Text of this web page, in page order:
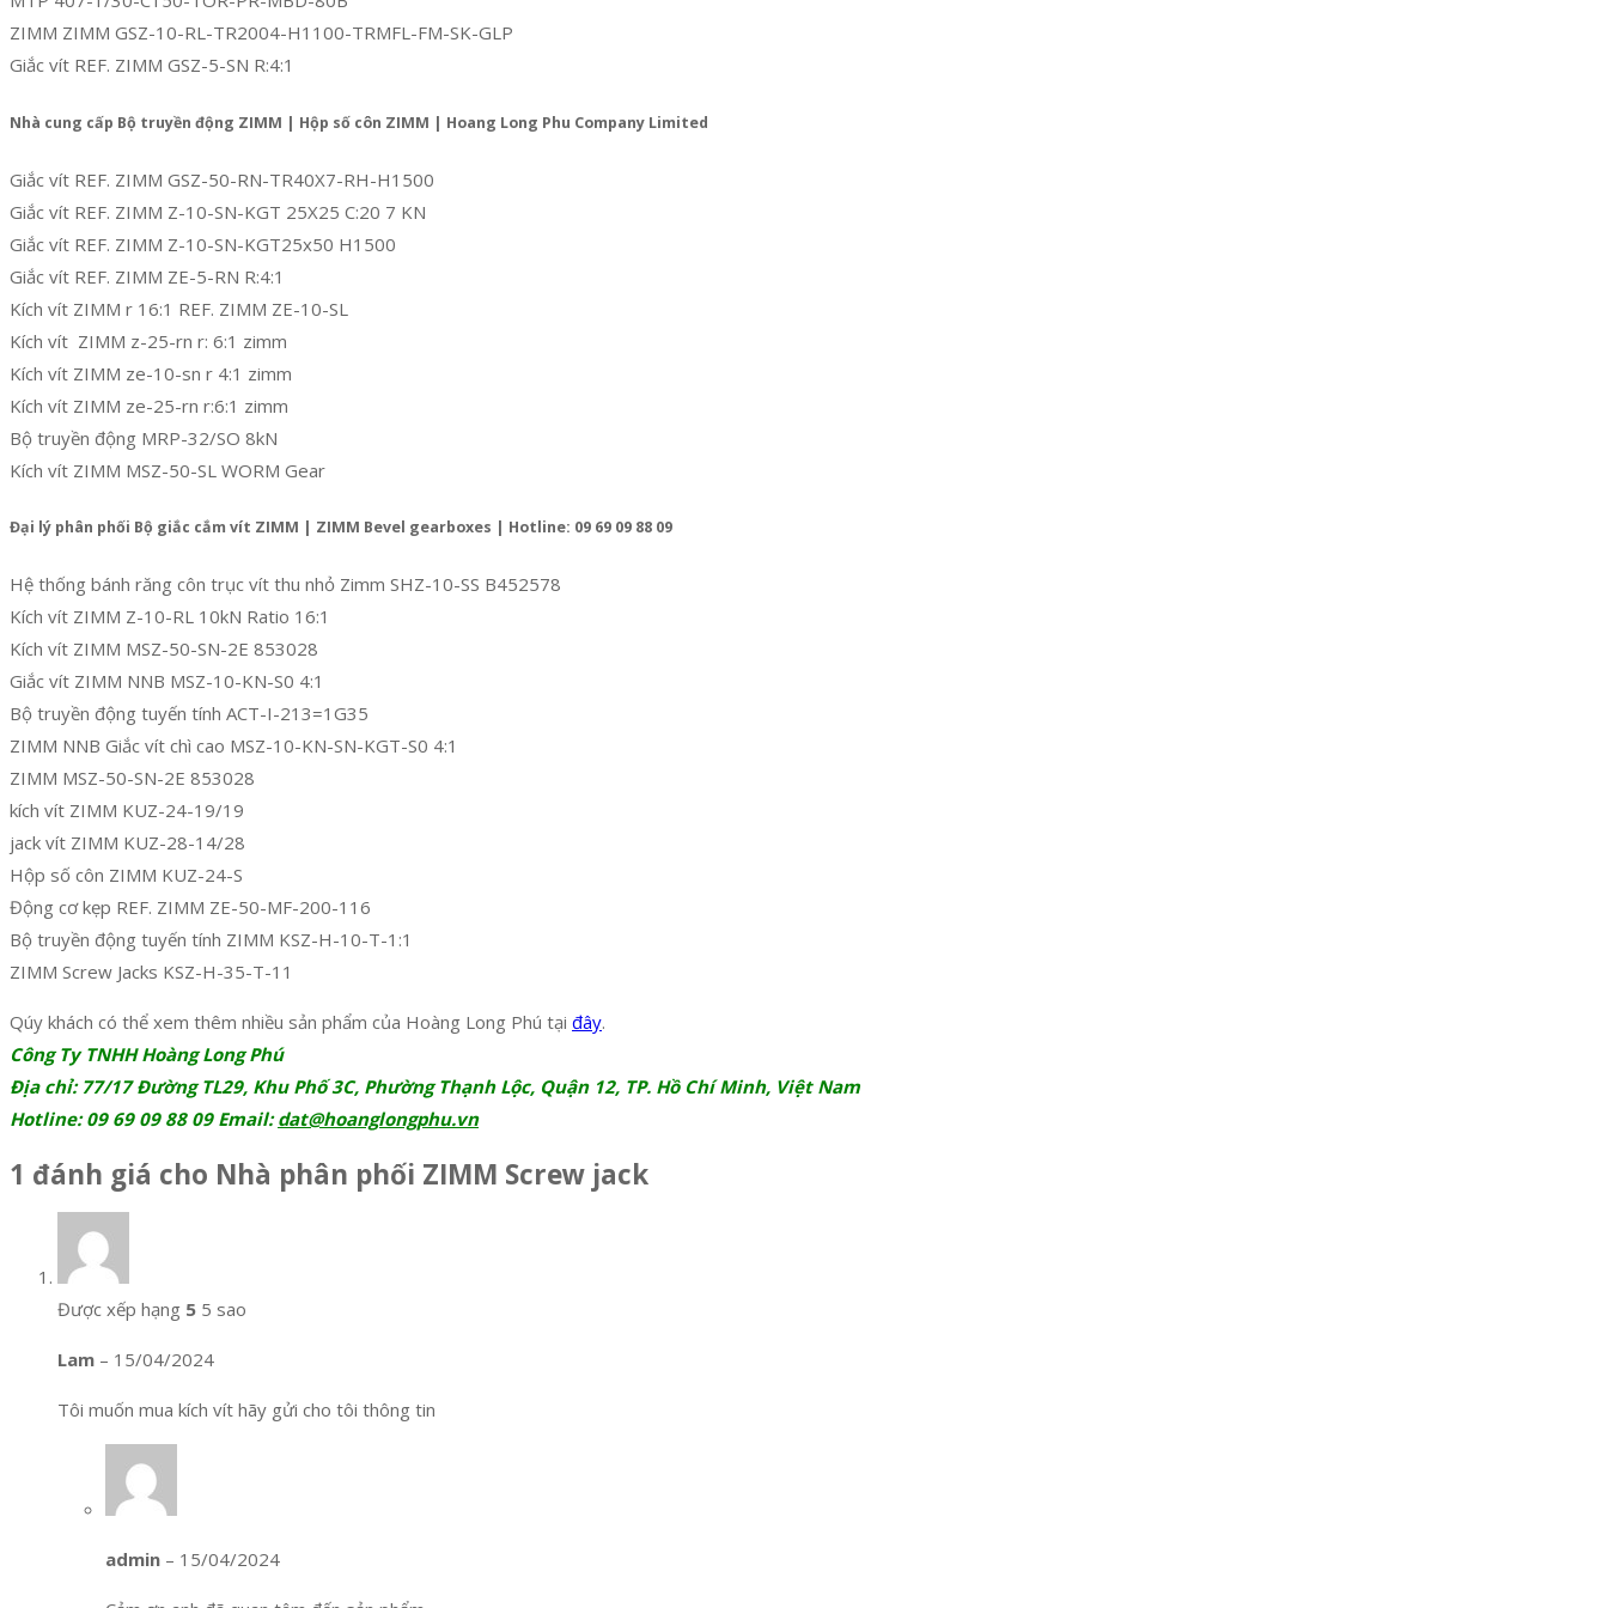
ZIMM ZIMM GSZ-10-RL-TR2004-H1100-TRMFL-FM-SK-GLP
Giắc vít REF. ZIMM GSZ-5-SN R:4:1
Nhà cung cấp Bộ truyền động ZIMM | Hộp số côn ZIMM | Hoang Long Phu Company Limited
Giắc vít REF. ZIMM GSZ-50-RN-TR40X7-RH-H1500
Giắc vít REF. ZIMM Z-10-SN-KGT 25X25 C:20 7 KN
Giắc vít REF. ZIMM Z-10-SN-KGT25x50 H1500
Giắc vít REF. ZIMM ZE-5-RN R:4:1
Kích vít ZIMM r 16:1 REF. ZIMM ZE-10-SL
Kích vít ZIMM z-25-rn r: 6:1 zimm
Kích vít ZIMM ze-10-sn r 4:1 zimm
Kích vít ZIMM ze-25-rn r:6:1 zimm
Bộ truyền động MRP-32/SO 8kN
Kích vít ZIMM MSZ-50-SL WORM Gear
Đại lý phân phối Bộ giắc cắm vít ZIMM | ZIMM Bevel gearboxes | Hotline: 09 69 09 88 09
Hệ thống bánh răng côn trục vít thu nhỏ Zimm SHZ-10-SS B452578
Kích vít ZIMM Z-10-RL 10kN Ratio 16:1
Kích vít ZIMM MSZ-50-SN-2E 853028
Giắc vít ZIMM NNB MSZ-10-KN-S0 4:1
Bộ truyền động tuyến tính ACT-I-213=1G35
ZIMM NNB Giắc vít chì cao MSZ-10-KN-SN-KGT-S0 4:1
ZIMM MSZ-50-SN-2E 853028
kích vít ZIMM KUZ-24-19/19
jack vít ZIMM KUZ-28-14/28
Hộp số côn ZIMM KUZ-24-S
Động cơ kẹp REF. ZIMM ZE-50-MF-200-116
Bộ truyền động tuyến tính ZIMM KSZ-H-10-T-1:1
ZIMM Screw Jacks KSZ-H-35-T-11
Qúy khách có thể xem thêm nhiều sản phẩm của Hoàng Long Phú tại đây.
Công Ty TNHH Hoàng Long Phú
Địa chỉ: 77/17 Đường TL29, Khu Phố 3C, Phường Thạnh Lộc, Quận 12, TP. Hồ Chí Minh, Việt Nam
Hotline: 09 69 09 88 09 Email:dat@hoanglongphu.vn
1 đánh giá cho Nhà phân phối ZIMM Screw jack
Được xếp hạng 5 5 sao
Lam – 15/04/2024
Tôi muốn mua kích vít hãy gửi cho tôi thông tin
admin – 15/04/2024